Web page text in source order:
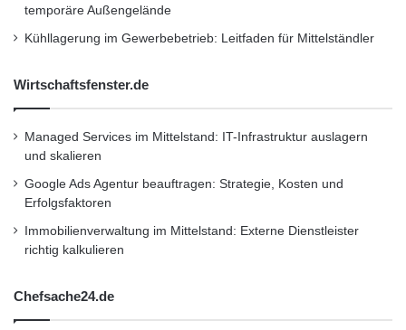
47 Stundenkilometern ein sattes Drittel höher.
Zudem ist der neue Zyklus mehr als doppelt so
lang: 23 statt 11 Kilometer. Pascal Mast: „Alles
zusammen sorgt für die avisierte größere
Nähe zur Realität.“
Ergebnisse ganz unterschiedlich
Blick in die Testresultate: Im direkten NEFZ-
temporäre Außengelände
Kühllagerung im Gewerbebetrieb: Leitfaden für Mittelständler
Wirtschaftsfenster.de
Managed Services im Mittelstand: IT-Infrastruktur auslagern
und skalieren
Google Ads Agentur beauftragen: Strategie, Kosten und
Erfolgsfaktoren
Immobilienverwaltung im Mittelstand: Externe Dienstleister
richtig kalkulieren
Chefsache24.de